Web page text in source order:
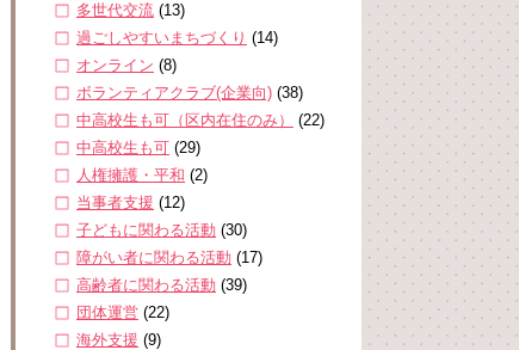
多世代交流 (13)
過ごしやすいまちづくり (14)
オンライン (8)
ボランティアクラブ(企業向) (38)
中高校生も可（区内在住のみ）
(22)
中高校生も可 (29)
人権擁護・平和 (2)
当事者支援 (12)
子どもに関わる活動 (30)
障がい者に関わる活動 (17)
高齢者に関わる活動 (39)
団体運営 (22)
海外支援 (9)